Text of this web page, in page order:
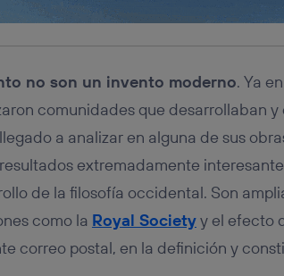
no son un invento moderno. Ya
comunidades que desarrollaban
a analizar en alguna de sus
extremadamente
de la filosofía occidental. Son
como la Royal Societyy el efecto
correo postal, en la definición y